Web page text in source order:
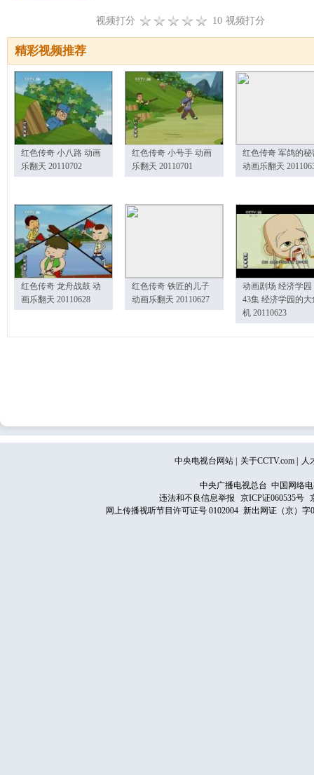
视频打分 10 视频打分
精彩视频推荐
红色传奇 小八路 动画
乐翻天 20110702
红色传奇 小号手 动画
乐翻天 20110701
红色传奇 军鸽的秘
动画乐翻天
红色传奇 龙舟战鼓 动
画乐翻天 20110628
红色传奇 铁匠的儿子
动画乐翻天 20110627
动画剧场 经济学园
43集 经济学园的大
机 20110623
中央电视台网站 关于CCTV.com 人
中央广播电视总台 中国网络
违法和不良信息举报
京ICP证060535号
网上传播视听节目许可证号 0102004 新出网证（京）